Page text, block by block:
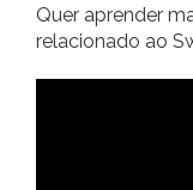
Quer aprender
relacionado ao